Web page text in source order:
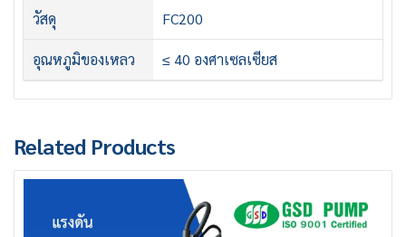
วัสดุ FC200
อุณหภูมิของเหลว ≤ 40 องศาเซลเซียส
Related Products